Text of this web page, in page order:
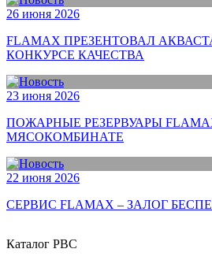
26 июня 2026
FLAMAX ПРЕЗЕНТОВАЛ
КОНКУРСЕ КАЧЕСТВА
23 июня 2026
ПОЖАРНЫЕ РЕЗЕРВУАРЫ
МЯСОКОМБИНАТЕ
22 июня 2026
СЕРВИС FLAMAX – ЗАЛОГ
Каталог РВС